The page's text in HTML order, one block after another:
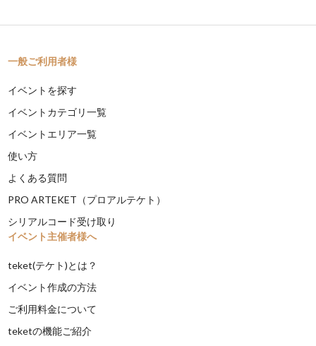
一般ご利用者様
イベントを探す
イベントカテゴリ一覧
イベントエリア一覧
使い方
よくある質問
PRO ARTEKET（プロアルテケト）
シリアルコード受け取り
イベント主催者様へ
teket(テケト)とは？
イベント作成の方法
ご利用料金について
teketの機能ご紹介